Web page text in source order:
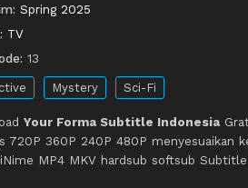
Spring 2025
TV
13
Mystery Sci-Fi
Your Forma Subtitle Indonesia
720P 360P 240P 480P menyesuaikan
MP4 MKV hardsub softsub